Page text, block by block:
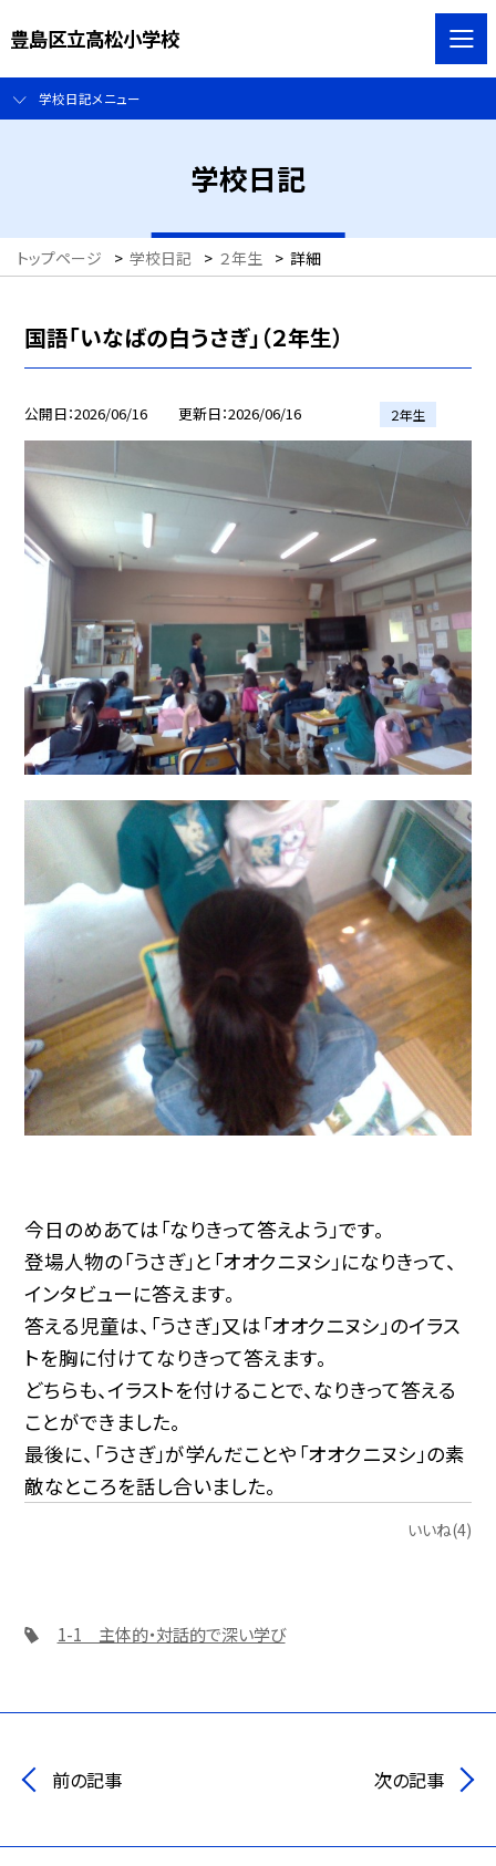
豊島区立高松小学校
学校日記メニュー
学校日記
トップページ > 学校日記 > ２年生 > 詳細
国語「いなばの白うさぎ」（２年生）
公開日 2026/06/16 更新日 2026/06/16 ２年生
今日のめあては「なりきって答えよう」です。
登場人物の「うさぎ」と「オオクニヌシ」になりきって、
インタビューに答えます。
答える児童は、「うさぎ」又は「オオクニヌシ」のイラス
トを胸に付けてなりきって答えます。
どちらも、イラストを付けることで、なりきって答える
ことができました。
最後に、「うさぎ」が学んだことや「オオクニヌシ」の素
敵なところを話し合いました。
いいね(4)
1-1 主体的・対話的で深い学び
前の記事 次の記事